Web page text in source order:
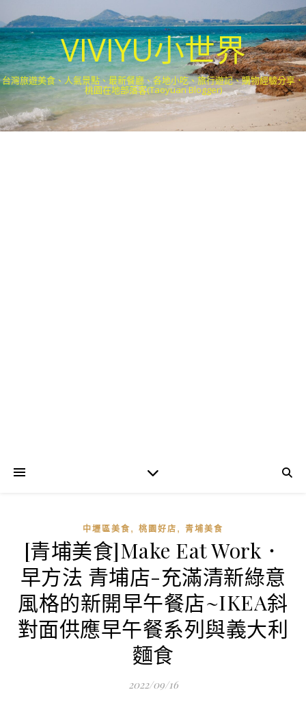
VIVIYU小世界
台灣旅遊美食、人氣景點、最新餐廳、各地小吃、旅行遊記、購物經驗分享．
桃園在地部落客(Taoyuan Blogger)
中壢區美食 , 桃園好店 , 青埔美食
[青埔美食]Make Eat Work．
早方法 青埔店-充滿清新綠意
風格的新開早午餐店~IKEA斜
對面供應早午餐系列與義大利
麵食
2022/09/16